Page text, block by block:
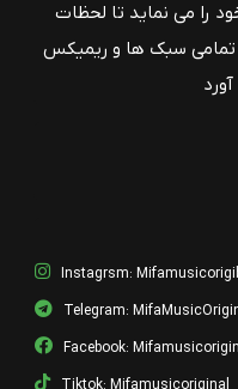
را می نماید تا لحظات
تمامی سبک ها و ریمیکس
Instagrsm:
Telegram:
Facebook: